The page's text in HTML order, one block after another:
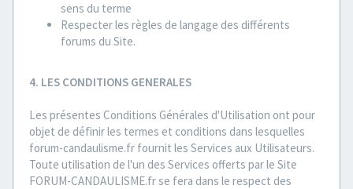
sens du terme
Respecter les règles de langage des différents
forums du Site.
4. LES CONDITIONS GENERALES
Les présentes Conditions Générales d'Utilisation ont pour
objet de définir les termes et conditions dans lesquelles
forum-candaulisme.fr fournit les Services aux Utilisateurs.
Toute utilisation de l'un des Services offerts par le Site
FORUM-CANDAULISME.fr se fera dans le respect des